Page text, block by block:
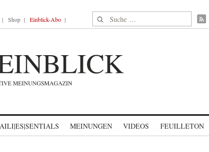
Shop Einblick-Abo Suche nach:
MEINUNGEN VIDEOS FEUILLETON